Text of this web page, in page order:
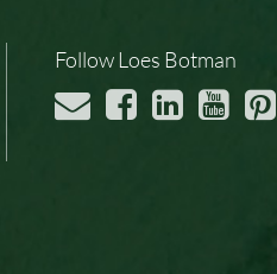
Follow Loes Botman